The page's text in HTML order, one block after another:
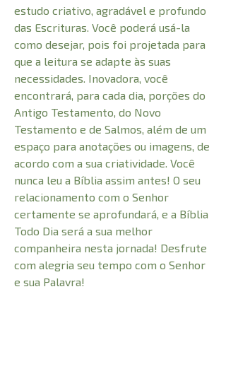
estudo criativo, agradável e profundo
das Escrituras. Você poderá usá-la
como desejar, pois foi projetada para
que a leitura se adapte às suas
necessidades. Inovadora, você
encontrará, para cada dia, porções do
Antigo Testamento, do Novo
Testamento e de Salmos, além de um
espaço para anotações ou imagens, de
acordo com a sua criatividade. Você
nunca leu a Bíblia assim antes! O seu
relacionamento com o Senhor
certamente se aprofundará, e a Bíblia
Todo Dia será a sua melhor
companheira nesta jornada! Desfrute
com alegria seu tempo com o Senhor
e sua Palavra!